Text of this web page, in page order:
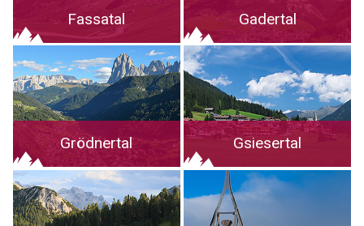
Fassatal Gadertal
Grödnertal Gsiesertal